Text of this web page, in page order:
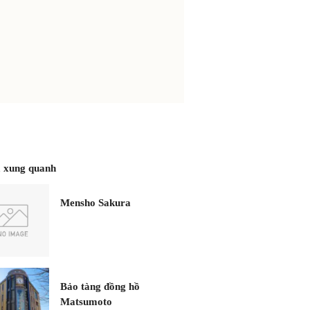
quanh
Mensho Sakura
Bảo tàng đồng hồ
Matsumoto